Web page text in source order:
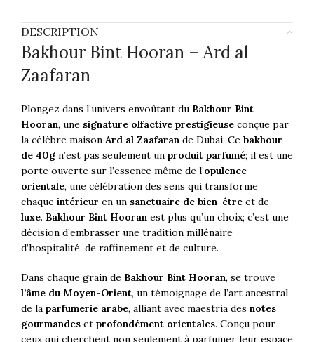
DESCRIPTION
Bakhour Bint Hooran – Ard al
Zaafaran
Plongez dans l’univers envoûtant du Bakhour Bint
Hooran, une signature olfactive prestigieuse conçue par
la célèbre maison Ard al Zaafaran de Dubai. Ce bakhour
de 40g n’est pas seulement un produit parfumé; il est une
porte ouverte sur l’essence même de l’opulence
orientale, une célébration des sens qui transforme
chaque intérieur en un sanctuaire de bien-être et de
luxe. Bakhour Bint Hooran est plus qu’un choix; c’est une
décision d’embrasser une tradition millénaire
d’hospitalité, de raffinement et de culture.
Dans chaque grain de Bakhour Bint Hooran, se trouve
l’âme du Moyen-Orient, un témoignage de l’art ancestral
de la parfumerie arabe, alliant avec maestria des notes
gourmandes et profondément orientales. Conçu pour
ceux qui cherchent non seulement à parfumer leur espace